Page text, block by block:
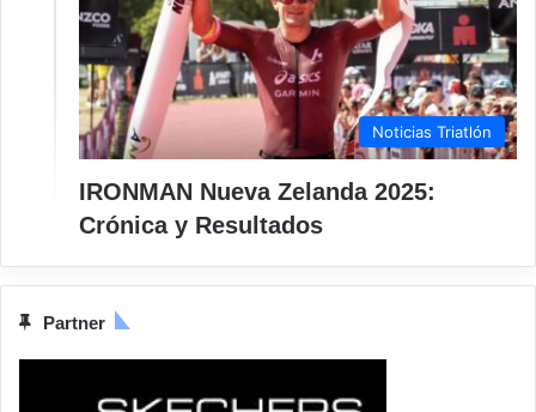
Noticias Triatlón
IRONMAN Nueva Zelanda 2025:
Crónica y Resultados
Partner